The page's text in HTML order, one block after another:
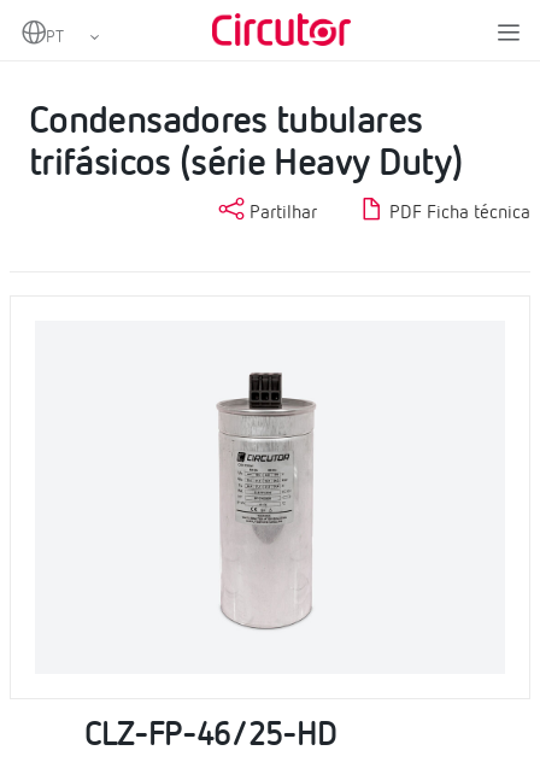
Home Condensadores e reatâncias, BT
Condensadores BT
Condensadores tubulares
trifásicos (série Heavy Duty)
Partilhar PDF Ficha técnica
CLZ-FP-46/25-HD